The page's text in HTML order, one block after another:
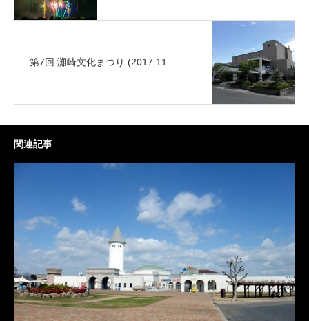
第7回 灘崎文化まつり (2017.11...
関連記事